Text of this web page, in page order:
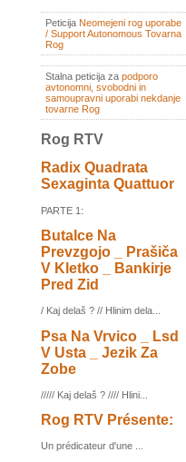
Peticija Neomejeni rog uporabe
/ Support Autonomous Tovarna
Rog
Stalna peticija za podporo
avtonomni, svobodni in
samoupravni uporabi nekdanje
tovarne Rog
Rog RTV
Radix Quadrata
Sexaginta Quattuor
PARTE 1:
Butalce Na
Prevzgojo _ Prašiča
V Kletko _ Bankirje
Pred Zid
/ Kaj delaš ? // Hlinim dela...
Psa Na Vrvico _ Lsd
V Usta _ Jezik Za
Zobe
///// Kaj delaš ? //// Hlini...
Rog RTV Présente:
Un prédicateur d'une ...